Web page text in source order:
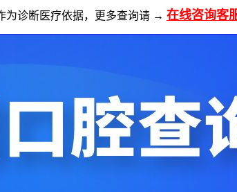
为诊断医疗依据，更多查询请 → 在线咨询客